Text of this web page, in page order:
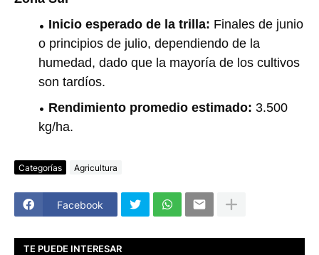
Inicio esperado de la trilla: Finales de junio
o principios de julio, dependiendo de la
humedad, dado que la mayoría de los cultivos
son tardíos.
Rendimiento promedio estimado: 3.500
kg/ha.
Categorías Agricultura
Facebook
TE PUEDE INTERESAR